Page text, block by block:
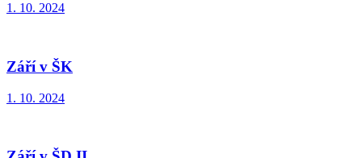
1. 10. 2024
Září v ŠK
1. 10. 2024